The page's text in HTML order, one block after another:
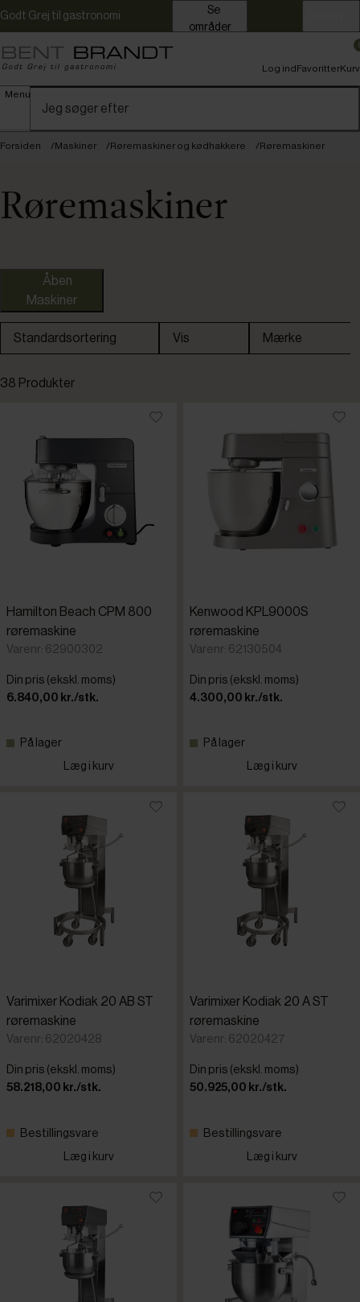
Godt Grej til gastronomi
områder
Menu
Log indFavoritterKurv
Forsiden Maskiner Røremaskiner og kødhakkere Røremaskiner
Røremaskiner
Maskiner
Standardsortering
Højeste pris
Tilføjet for nylig
Vis Mærke
Sinmag
38 Produkter
Hamilton Beach CPM 800
røremaskine
Varenr: 62900302
Din pris (ekskl. moms)
6.840,00 kr./stk.
På lager
Læg i kurv
Kenwood KPL9000S
røremaskine
Varenr: 62130504
Din pris (ekskl. moms)
4.300,00 kr./stk.
På lager
Læg i kurv
Varimixer Kodiak 20 AB ST
røremaskine
Varenr: 62020428
Din pris (ekskl. moms)
58.218,00 kr./stk.
Bestillingsvare
Læg i kurv
Varimixer Kodiak 20 A ST
røremaskine
Varenr: 62020427
Din pris (ekskl. moms)
50.925,00 kr./stk.
Bestillingsvare
Læg i kurv